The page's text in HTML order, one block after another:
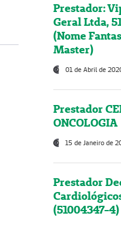
Prestador:
Geral Ltda,
(Nome
Master)
01 de Abril de
Prestador
ONCOLOGIA
15 de Janeiro de
Prestador
(51004347-4)